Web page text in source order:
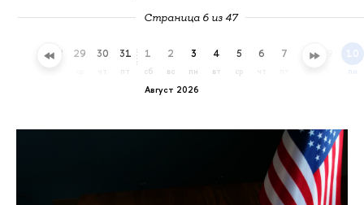
Страница 6 из 47
28 29 30 31
пт
Август 2026
1
сб
2
вс
3
пн
4
вт
5
ср
6 7 8 10
пн